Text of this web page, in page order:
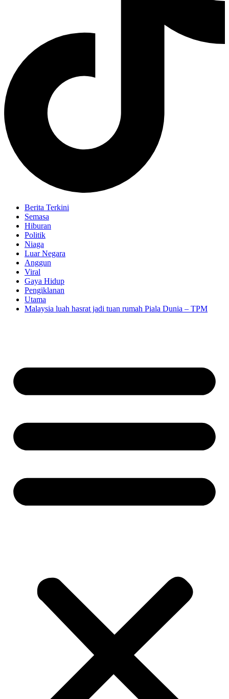
Berita Terkini
Semasa
Hiburan
Politik
Niaga
Luar Negara
Anggun
Viral
Gaya Hidup
Pengiklanan
Utama
Malaysia luah hasrat jadi tuan rumah Piala Dunia – TPM